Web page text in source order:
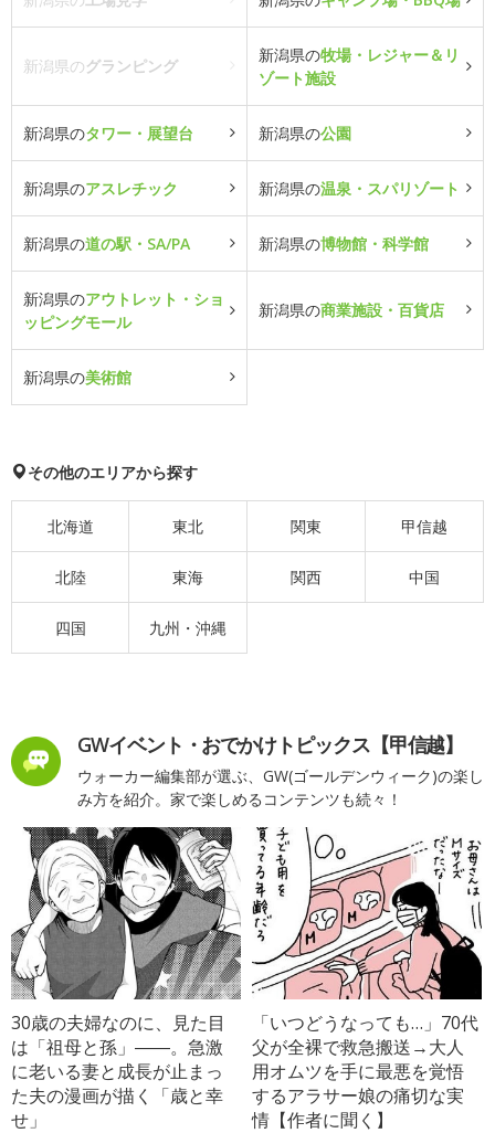
新潟県のグランピング
新潟県の牧場・レジャー＆リ
ゾート施設
新潟県のタワー・展望台 新潟県の公園
新潟県のアスレチック 新潟県の温泉・スパリゾート
新潟県の道の駅・SA/PA 新潟県の博物館・科学館
新潟県のアウトレット・ショ
ッピングモール
新潟県の商業施設・百貨店
新潟県の美術館
その他のエリアから探す
北海道 東北 関東 甲信越
北陸 東海 関西 中国
四国 九州・沖縄
GWイベント・おでかけトピックス【甲信越】
ウォーカー編集部が選ぶ、GW(ゴールデンウィーク)の楽し
み方を紹介。家で楽しめるコンテンツも続々！
30歳の夫婦なのに、見た目
は「祖母と孫」――。急激
に老いる妻と成長が止まっ
た夫の漫画が描く「歳と幸
せ」
「いつどうなっても…」70代
父が全裸で救急搬送→大人
用オムツを手に最悪を覚悟
するアラサー娘の痛切な実
情【作者に聞く】